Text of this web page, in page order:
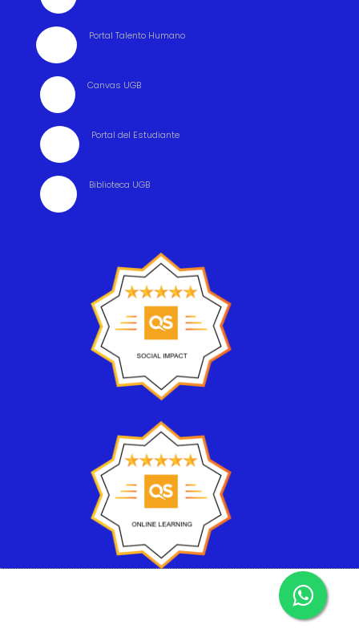
Portal Talento Humano
Canvas UGB
Portal del Estudiante
Biblioteca UGB